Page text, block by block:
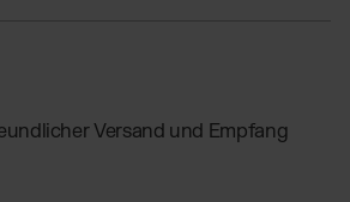
Versand und Empfang